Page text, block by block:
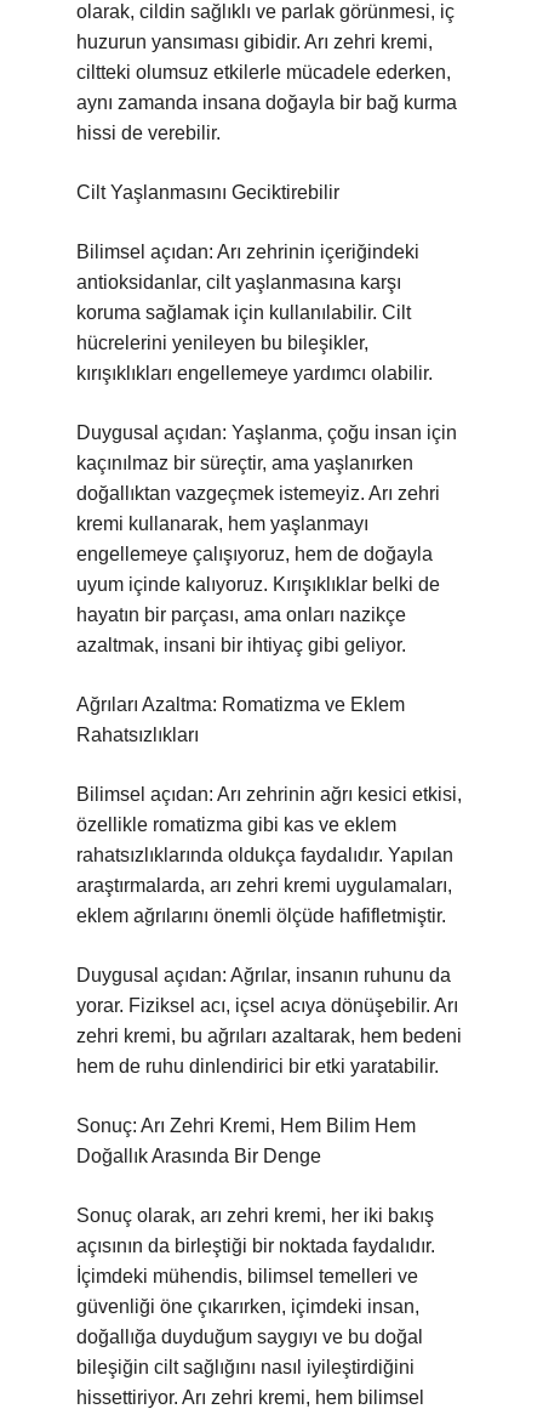
olarak, cildin sağlıklı ve parlak görünmesi, iç
huzurun yansıması gibidir. Arı zehri kremi,
ciltteki olumsuz etkilerle mücadele ederken,
aynı zamanda insana doğayla bir bağ kurma
hissi de verebilir.
Cilt Yaşlanmasını Geciktirebilir
Bilimsel açıdan: Arı zehrinin içeriğindeki
antioksidanlar, cilt yaşlanmasına karşı
koruma sağlamak için kullanılabilir. Cilt
hücrelerini yenileyen bu bileşikler,
kırışıklıkları engellemeye yardımcı olabilir.
Duygusal açıdan: Yaşlanma, çoğu insan için
kaçınılmaz bir süreçtir, ama yaşlanırken
doğallıktan vazgeçmek istemeyiz. Arı zehri
kremi kullanarak, hem yaşlanmayı
engellemeye çalışıyoruz, hem de doğayla
uyum içinde kalıyoruz. Kırışıklıklar belki de
hayatın bir parçası, ama onları nazikçe
azaltmak, insani bir ihtiyaç gibi geliyor.
Ağrıları Azaltma: Romatizma ve Eklem
Rahatsızlıkları
Bilimsel açıdan: Arı zehrinin ağrı kesici etkisi,
özellikle romatizma gibi kas ve eklem
rahatsızlıklarında oldukça faydalıdır. Yapılan
araştırmalarda, arı zehri kremi uygulamaları,
eklem ağrılarını önemli ölçüde hafifletmiştir.
Duygusal açıdan: Ağrılar, insanın ruhunu da
yorar. Fiziksel acı, içsel acıya dönüşebilir. Arı
zehri kremi, bu ağrıları azaltarak, hem bedeni
hem de ruhu dinlendirici bir etki yaratabilir.
Sonuç: Arı Zehri Kremi, Hem Bilim Hem
Doğallık Arasında Bir Denge
Sonuç olarak, arı zehri kremi, her iki bakış
açısının da birleştiği bir noktada faydalıdır.
İçimdeki mühendis, bilimsel temelleri ve
güvenliği öne çıkarırken, içimdeki insan,
doğallığa duyduğum saygıyı ve bu doğal
bileşiğin cilt sağlığını nasıl iyileştirdiğini
hissettiriyor. Arı zehri kremi, hem bilimsel